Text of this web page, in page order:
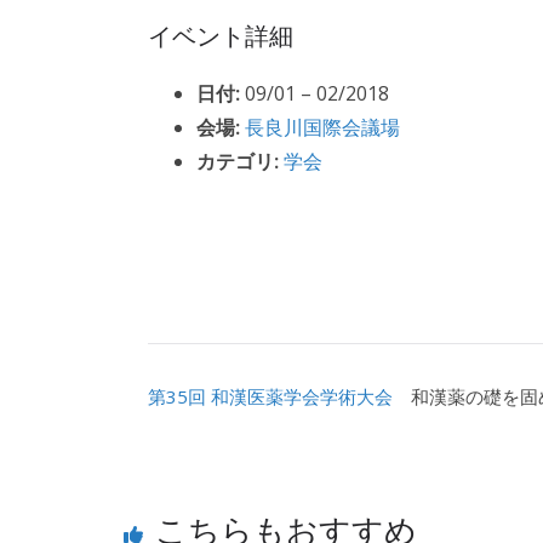
イベント詳細
日付:09/01 – 02/2018
会場:長良川国際会議場
カテゴリ:学会
第35回 和漢医薬学会学術大会 和漢薬の礎を固
こちらもおすすめ